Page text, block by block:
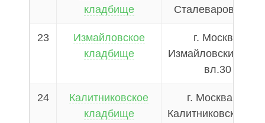
кладбище
Сталеваров, д.30
23
Измайловское
кладбище
г. Москва,
Измайловский пр-
вл.30
24
Калитниковское
кладбище
г. Москва, Б.
Калитниковский